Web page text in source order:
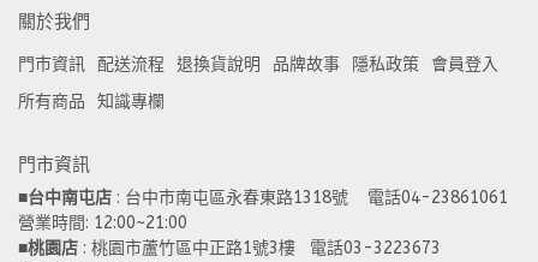
關於我們
門市資訊 配送流程 退換貨說明 品牌故事 隱私政策
會員登入
所有商品
知識專欄
門市資訊
■台中南屯店 : 台中市南屯區永春東路1318號    電話04-23861061
營業時間: 12:00~21:00
■桃園店 : 桃園市蘆竹區中正路1號3樓   電話03-3223673